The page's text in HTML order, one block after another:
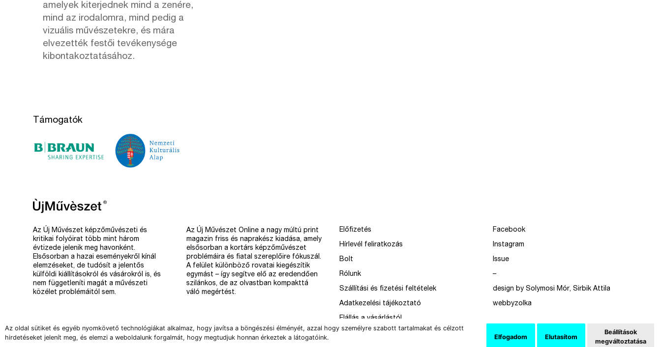
Az oldal sütiket és egyéb nyomkövető technológiákat alkalmaz, hogy javítsa a böngészési élményét, azzal hogy személyre szabott tartalmakat és célzott
hirdetéseket jelenít meg, és elemzi a weboldalunk forgalmát, hogy megtudjuk honnan érkeztek a látogatóink.
Elfogadom Elutasítom
Beállítások
megváltoztatása
amelyek kiterjednek mind a zenére,
mind az irodalomra, mind pedig a
vizuális művészetekre, és mára
elvezették festői tevékenysége
kibontakoztatásához.
Támogatók
Az Új Művészet képzőművészeti és
kritikai folyóirat több mint három
évtizede jelenik meg havonként.
Elsősorban a hazai eseményekről kínál
elemzéseket, de tudósít a jelentős
külföldi kiállításokról és vásárokról is, és
nem függetleníti magát a művészeti
közélet problémáitól sem.
Az Új Művészet Online a nagy múltú print
magazin friss és naprakész kiadása, amely
elsősorban a kortárs képzőművészet
problémáira és fiatal szereplőire fókuszál.
A felület különböző rovatai kiegészítik
egymást – így segítve elő az eredendően
szilánkos, de az olvastban kompakttá
váló megértést.
Előfizetés
Hírlevél feliratkozás
Bolt
Rólunk
Szállítási és fizetési feltételek
Adatkezelési tájékoztató
Elállás a vásárlástól
Facebook
Instagram
Issue
–
design by Solymosi Mór, Sirbik Attila
webbyzolka
Copyright 2008-2026 Új Művészet